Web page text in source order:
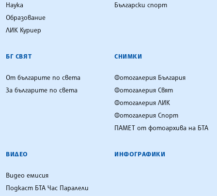
Наука
Образование
ЛИК Куриер
Български спорт
БГ СВЯТ
От българите по света
За българите по света
СНИМКИ
Фотогалерия България
Фотогалерия Свят
Фотогалерия ЛИК
Фотогалерия Спорт
ПАМЕТ от фотоархива на БТА
ВИДЕО
Видео емисия
Подкаст БТА Час Паралели
ИНФОГРАФИКИ